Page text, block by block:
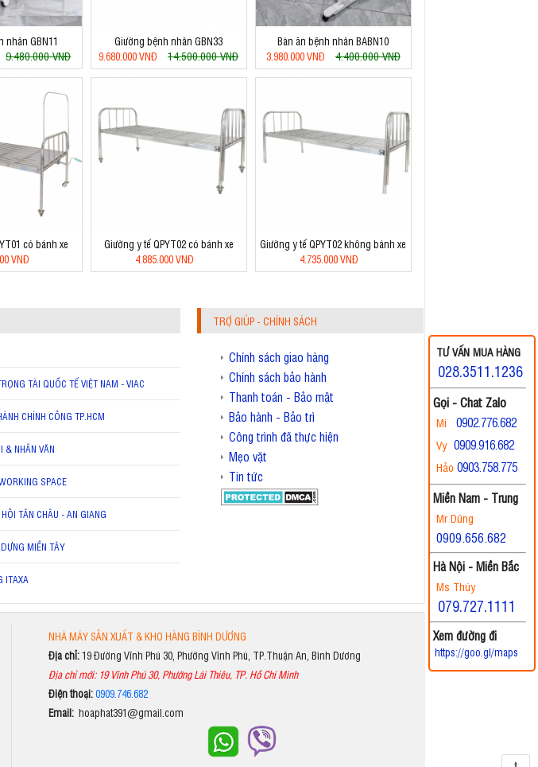
nhân GBN11
9.480.000 VNĐ
Giường bệnh nhân GBN33
9.680.000 VNĐ
14.500.000 VNĐ
Bàn ăn bệnh nhân BABN10
3.980.000 VNĐ
4.400.000 VNĐ
có bánh xe
VNĐ
Giường y tế QPYT02 có bánh xe
4.885.000 VNĐ
Giường y tế QPYT02 không bánh xe
4.735.000 VNĐ
TÀI QUỐC TẾ VIỆT NAM - VIAC
CHÍNH CÔNG TP.HCM
& NHÂN VĂN
SPACE
TÂN CHÂU - AN GIANG
MIỀN TÂY
ITAXA
TRỢ GIÚP - CHÍNH SÁCH
Chính sách giao hàng
Chính sách bảo hành
Thanh toán - Bảo mật
Bảo hành - Bảo trì
Công trình đã thực hiện
Mẹo vặt
Tin tức
NHÀ MÁY SẢN XUẤT & KHO HÀNG BÌNH DƯƠNG
Địa chỉ:19 Đường Vĩnh Phú 30, Phường Vĩnh Phú, TP.Thuận An, Bình Dương
Địa chỉ mới: 19 Vĩnh Phú 30, Phường Lái Thiêu, TP. Hồ Chí Minh
Điện thoại:0909.746.682
Email: hoaphat391@gmail.com
TƯ VẤN MUA HÀNG
028.3511.1236
Gọi - Chat Zalo
Mi0902.776.682
Vy 0909.916.682
Hảo0903.758.775
Miền Nam - Trung
Mr Dũng
0909.656.682
Hà Nội - Miền Bắc
Ms Thúy
079.727.1111
Xem đường đi
https://goo.gl/maps